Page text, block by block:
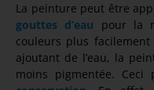
La peinture peut être
gouttes d’eau pour la
couleurs plus facilement
ajoutant de l’eau, la
moins pigmentée. Ceci